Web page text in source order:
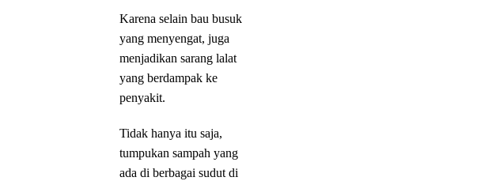
Karena selain bau busuk
yang menyengat, juga
menjadikan sarang lalat
yang berdampak ke
penyakit.
Tidak hanya itu saja,
tumpukan sampah yang
ada di berbagai sudut di